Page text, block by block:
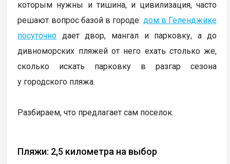
которым нужны и тишина, и цивилизация, часто
решают вопрос базой в городе: дом в Геленджике
посуточно дает двор, мангал и парковку, а до
дивноморских пляжей от него ехать столько же,
сколько искать парковку в разгар сезона
у городского пляжа.
Разбираем, что предлагает сам поселок.
Пляжи: 2,5 километра на выбор